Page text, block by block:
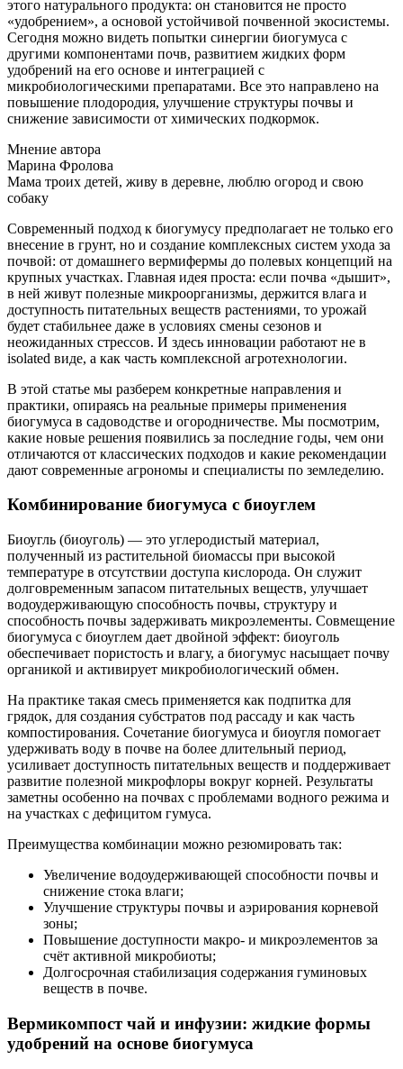
этого натурального продукта: он становится не просто
«удобрением», а основой устойчивой почвенной экосистемы.
Сегодня можно видеть попытки синергии биогумуса с
другими компонентами почв, развитием жидких форм
удобрений на его основе и интеграцией с
микробиологическими препаратами. Все это направлено на
повышение плодородия, улучшение структуры почвы и
снижение зависимости от химических подкормок.
Мнение автора
Марина Фролова
Мама троих детей, живу в деревне, люблю огород и свою
собаку
Современный подход к биогумусу предполагает не только его
внесение в грунт, но и создание комплексных систем ухода за
почвой: от домашнего вермифермы до полевых концепций на
крупных участках. Главная идея проста: если почва «дышит»,
в ней живут полезные микроорганизмы, держится влага и
доступность питательных веществ растениями, то урожай
будет стабильнее даже в условиях смены сезонов и
неожиданных стрессов. И здесь инновации работают не в
isolated виде, а как часть комплексной агротехнологии.
В этой статье мы разберем конкретные направления и
практики, опираясь на реальные примеры применения
биогумуса в садоводстве и огородничестве. Мы посмотрим,
какие новые решения появились за последние годы, чем они
отличаются от классических подходов и какие рекомендации
дают современные агрономы и специалисты по земледелию.
Комбинирование биогумуса с биоуглем
Биоугль (биоуголь) — это углеродистый материал,
полученный из растительной биомассы при высокой
температуре в отсутствии доступа кислорода. Он служит
долговременным запасом питательных веществ, улучшает
водоудерживающую способность почвы, структуру и
способность почвы задерживать микроэлементы. Совмещение
биогумуса с биоуглем дает двойной эффект: биоуголь
обеспечивает пористость и влагу, а биогумус насыщает почву
органикой и активирует микробиологический обмен.
На практике такая смесь применяется как подпитка для
грядок, для создания субстратов под рассаду и как часть
компостирования. Сочетание биогумуса и биоугля помогает
удерживать воду в почве на более длительный период,
усиливает доступность питательных веществ и поддерживает
развитие полезной микрофлоры вокруг корней. Результаты
заметны особенно на почвах с проблемами водного режима и
на участках с дефицитом гумуса.
Преимущества комбинации можно резюмировать так:
Увеличение водоудерживающей способности почвы и
снижение стока влаги;
Улучшение структуры почвы и аэрирования корневой
зоны;
Повышение доступности макро- и микроэлементов за
счёт активной микробиоты;
Долгосрочная стабилизация содержания гуминовых
веществ в почве.
Вермикомпост чай и инфузии: жидкие формы
удобрений на основе биогумуса